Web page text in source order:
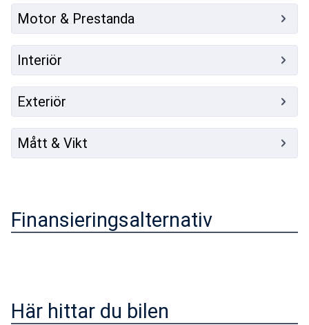
Auto hel-/halvljus
Trötthetsvarning
Induktionsladdare
Trafikskyltsav. + fortkör
Handsfreenyckel
Autobroms AEBS
Motor & Prestanda
Interiör
Exteriör
Mått & Vikt
Finansieringsalternativ
Här hittar du bilen